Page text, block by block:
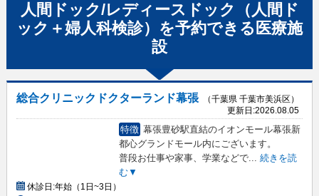
人間ドック/レディースドック（人間ド
ック＋婦人科検診） を予約できる 医療施
設
総合クリニックドクターランド幕張
（千葉県 千葉市美浜区）
更新日:2026.08.05
特徴 幕張豊砂駅直結のイオンモール幕張新
都心グランドモール内にございます。
普段お仕事や家事、学業などで...
続きを読
む▼
休診日:年始（1日~3日）